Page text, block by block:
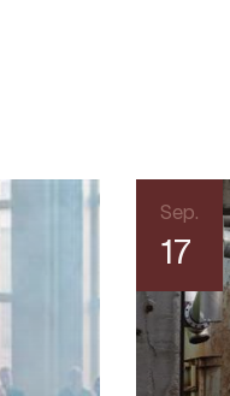
Sep.
17